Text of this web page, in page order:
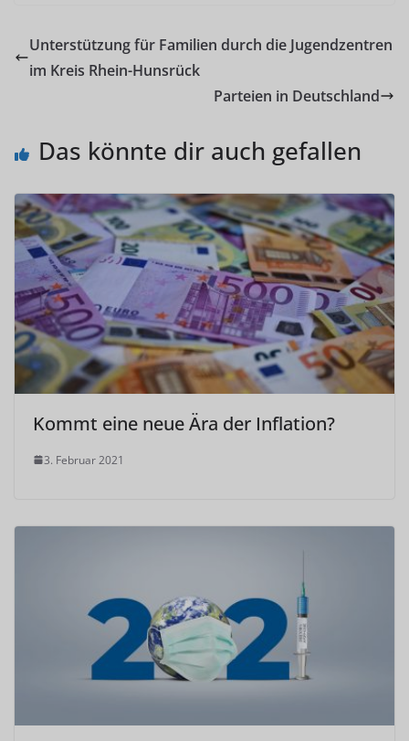
Unterstützung für Familien durch die Jugendzentren
im Kreis Rhein-Hunsrück
Parteien in Deutschland
Das könnte dir auch gefallen
Kommt eine neue Ära der Inflation?
3. Februar 2021